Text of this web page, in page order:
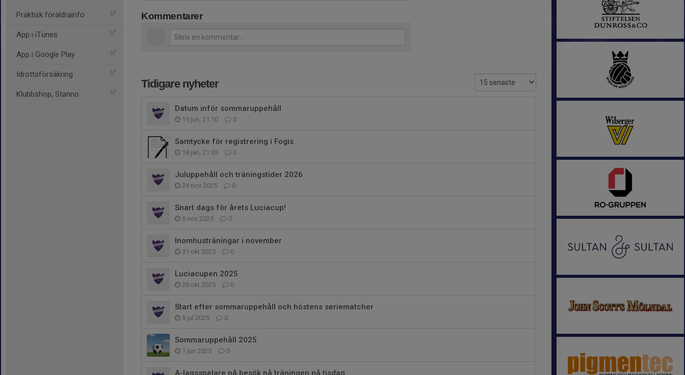
Praktisk föräldrainfo
App i iTunes
App i Google Play
Idrottsförsäkring
Klubbshop, Stanno
Kommentarer
Tidigare nyheter
Datum inför sommaruppehåll
15 jun, 21:10 0
Samtycke för registrering i Fogis
18 jan, 21:05 0
Juluppehåll och träningstider 2026
24 nov 2025 0
Snart dags för årets Luciacup!
6 nov 2025 0
Inomhusträningar i november
31 okt 2025 0
Luciacupen 2025
20 okt 2025 0
Start efter sommaruppehåll och höstens seriematcher
5 jul 2025 0
Sommaruppehåll 2025
1 jun 2025 0
A-lagsspelare på besök på träningen på tisdag